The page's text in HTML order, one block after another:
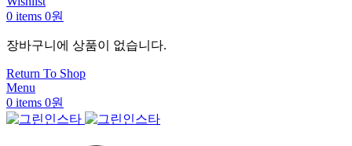
0 items 0원
장바구니에 상품이 없습니다.
Return To Shop
Menu
0 items 0원